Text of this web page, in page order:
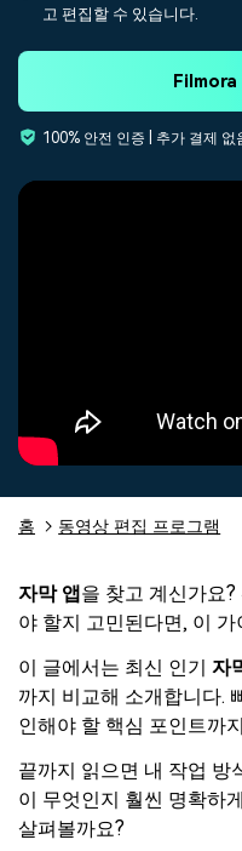
더 알아보기
가격
고 편집할 수 있습니다.
Filmora
100% 안전 인증 | 추가 결제
홈 동영상 편집 프로그램
자막 앱 을 찾고 계신가요
야 할지 고민된다면, 이
이 글에서는 최신 인기 자
까지 비교해 소개합니다.
인해야 할 핵심 포인트까
끝까지 읽으면 내 작업 방
이 무엇인지 훨씬 명확하
살펴볼까요?